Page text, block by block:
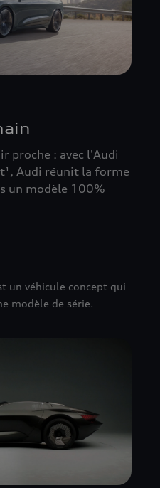
proche : avec l'Audi
Audi réunit la forme
un modèle 100%
un véhicule concept qui
modèle de série.